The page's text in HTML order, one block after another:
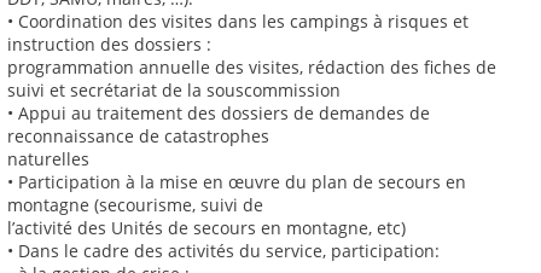
• Coordination des visites dans les campings à risques et
instruction des dossiers :
programmation annuelle des visites, rédaction des fiches de
suivi et secrétariat de la souscommission
• Appui au traitement des dossiers de demandes de
reconnaissance de catastrophes
naturelles
• Participation à la mise en œuvre du plan de secours en
montagne (secourisme, suivi de
l’activité des Unités de secours en montagne, etc)
• Dans le cadre des activités du service, participation: